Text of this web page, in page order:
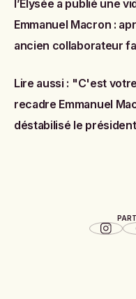
l’Élysée a publié une
Emmanuel Macron :
ancien collaborateur
Lire aussi : "C'est
recadre Emmanuel
déstabilisé le